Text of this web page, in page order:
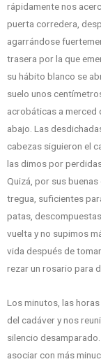
rápidamente nos
puerta corredera,
agarrándose
trasera por la que
su hábito blanco se
suelo unos
acrobáticas a merced
abajo. Las
cabezas siguieron el
las dimos por
Quizá, por sus
tregua, suficientes
patas,
vuelta y no supimos
vida después de
rezar un rosario para
Los minutos, las
del cadáver y nos
silencio
asociar con más